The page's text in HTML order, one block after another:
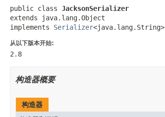
public class JacksonSerializer
extends java.lang.Object
implements Serializer<java.lang.String>
从以下版本开始:
2.8
构造器概要
构造器